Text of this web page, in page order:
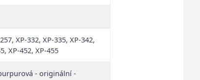
XP-332, XP-335, XP-342,
XP-452, XP-455
- originální -